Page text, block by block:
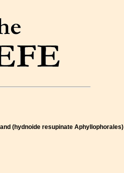
(hydnoide resupinate Aphyllophorales)